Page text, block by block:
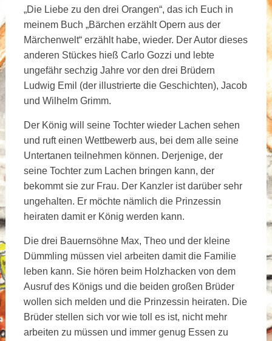
„Die Liebe zu den drei Orangen“, das ich Euch in
meinem Buch „Bärchen erzählt Opern aus der
Märchenwelt“ erzählt habe, wieder. Der Autor dieses
anderen Stückes hieß Carlo Gozzi und lebte
ungefähr sechzig Jahre vor den drei Brüdern
Ludwig Emil (der illustrierte die Geschichten), Jacob
und Wilhelm Grimm.
Der König will seine Tochter wieder Lachen sehen
und ruft einen Wettbewerb aus, bei dem alle seine
Untertanen teilnehmen können. Derjenige, der
seine Tochter zum Lachen bringen kann, der
bekommt sie zur Frau. Der Kanzler ist darüber sehr
ungehalten. Er möchte nämlich die Prinzessin
heiraten damit er König werden kann.
Die drei Bauernsöhne Max, Theo und der kleine
Dümmling müssen viel arbeiten damit die Familie
leben kann. Sie hören beim Holzhacken von dem
Ausruf des Königs und die beiden großen Brüder
wollen sich melden und die Prinzessin heiraten. Die
Brüder stellen sich vor wie toll es ist, nicht mehr
arbeiten zu müssen und immer genug Essen zu